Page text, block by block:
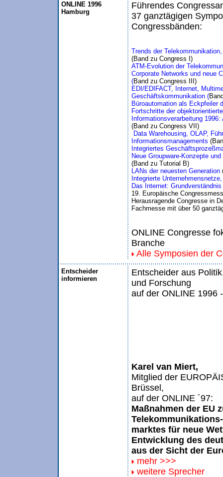
ONLINE 1996
Hamburg
Führendes
37 ganztägigen
Congressbänden:
Trends der
(Band zu Congress I)
ATM-Evolution der
Corporate Networks und neue
(Band zu Congress III)
EDI/EDIFACT, Internet,
Geschäftskommunikation (
Büroautomation als Eckpfeiler
Fortschritte der
Data Warehousing, OLAP,
Informationsmanagements
Integriertes
Neue Groupware-Konzepte
LANs der neuesten Generation
Integrierte
Das Internet:
19. Europäische
Herausragende Congresse in
Fachmesse mit über 50
ONLINE Congresse
Branche
Alle Symposien der
Entscheider
informieren
Entscheider aus
und Forschung
auf der ONLINE 1996
Karel van Miert,
Mitglied der
Brüssel,
auf der ONLINE ´97:
Maßnahmen der EU
Telekommunikations-
marktes für neue
Entwicklung des
aus der Sicht der
mehr >>>
weitere Sprecher